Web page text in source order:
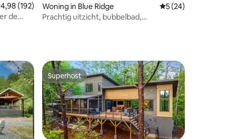
beoordeling van 4,98 uit 5, 192 recensies
4,98 (192)
de
Woning in Blue Ridge Gemiddelde
5 (24)
Prachtig uitzicht, bubbelbad,
Superhost
Superhost